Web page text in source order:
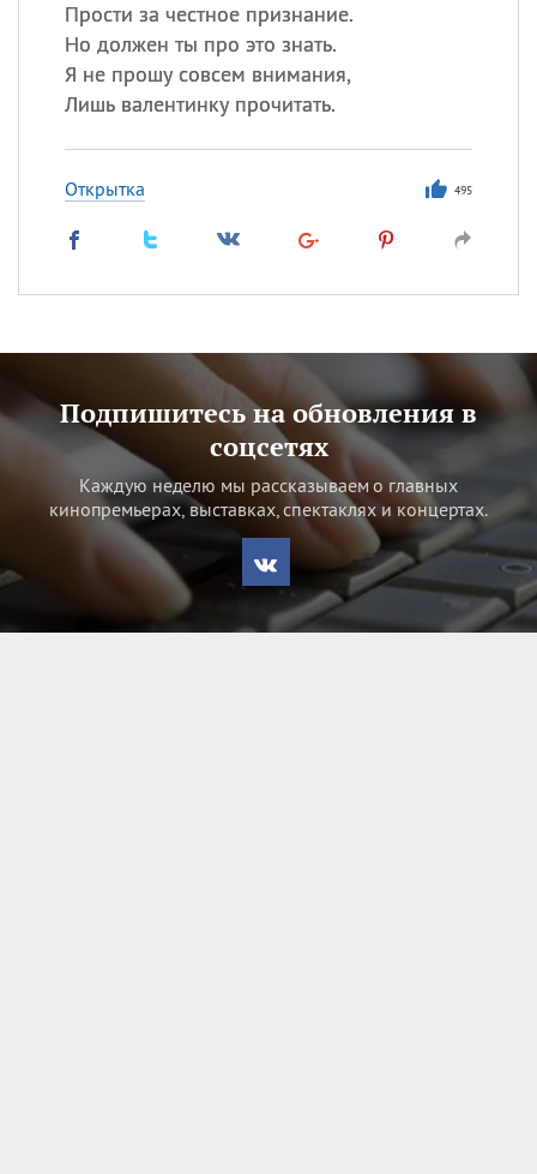
Прости за честное признание.
Но должен ты про это знать.
Я не прошу совсем внимания,
Лишь валентинку прочитать.
Открытка 495
Подпишитесь на обновления в
соцсетях
Каждую неделю мы рассказываем о главных
кинопремьерах, выставках, спектаклях и концертах.